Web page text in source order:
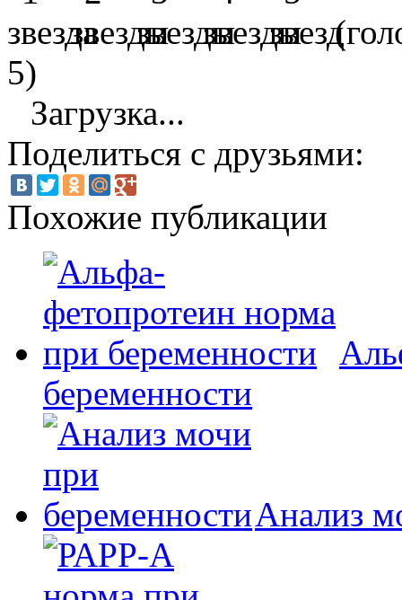
5)
Загрузка...
Поделиться с друзьями:
Похожие публикации
беременности
Анализ